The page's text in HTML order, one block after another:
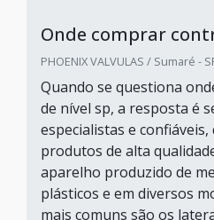
Onde comprar
PHOENIX VALVULAS / Sumaré -
Quando se questiona
de nível sp, a resposta é
especialistas e
produtos de alta
aparelho produzido de
plásticos e em diversos
mais comuns são os